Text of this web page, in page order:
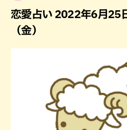
恋愛占い 2022年6月25
（金）